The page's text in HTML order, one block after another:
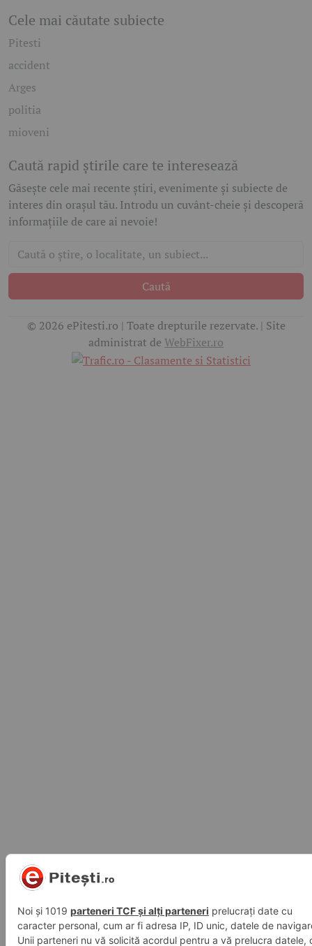
Cele mai căutate subiecte
Pitesti
accident
Arges
politia
mioveni
Caută rapid știrile care te interesează
Găsește cele mai recente știri, evenimente și subiecte de
interes din orașul tău. Introdu un cuvânt-cheie și descoperă
informațiile de care ai nevoie!
Caută
© 2026 ePitesti.ro | Toate drepturile rezervate. | Site
administrat de WebFixer.ro